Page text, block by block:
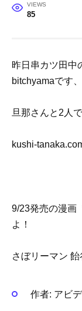
VIEWS
85
昨日串カツ田中
bitchyamaです
旦那さんと2人
kushi-
9/23発売の漫画
よ！
さぼリーマン
作者: アビ